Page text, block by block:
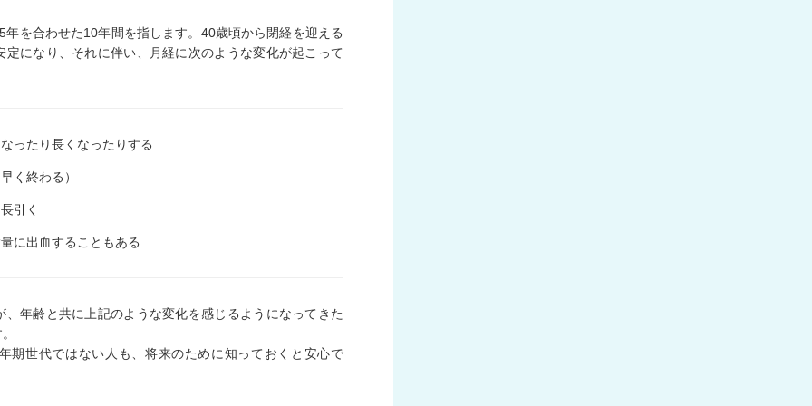
を合わせた10年間を指します。40歳頃から閉経を迎える
になり、それに伴い、月経に次のような変化が起こって
ったり長くなったりする
く終わる）
引く
に出血することもある
年齢と共に上記のような変化を感じるようになってきた
期世代ではない人も、将来のために知っておくと安心で